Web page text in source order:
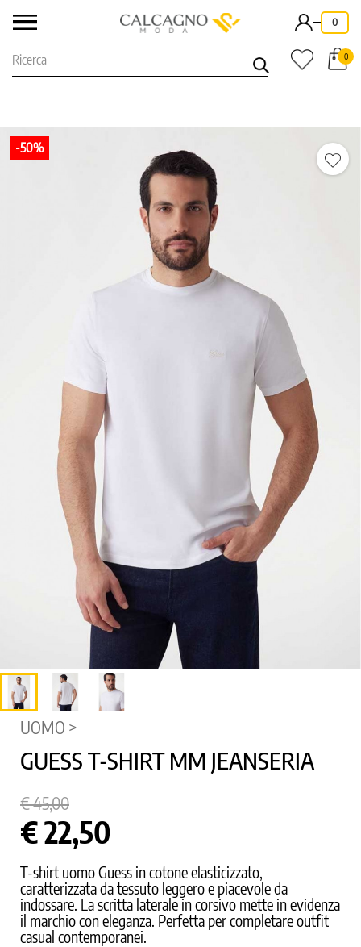
- 0
0
-50%
UOMO >
GUESS T-SHIRT MM JEANSERIA
€ 45,00
€ 22,50
T-shirt uomo Guess in cotone elasticizzato,
caratterizzata da tessuto leggero e piacevole da
indossare. La scritta laterale in corsivo mette in evidenza
il marchio con eleganza. Perfetta per completare outfit
casual contemporanei.